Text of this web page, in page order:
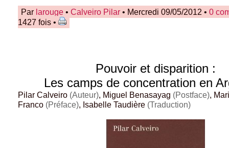
Par larouge • Calveiro Pilar • Mercredi 09/05/2012 • 0
1427 fois •
Pouvoir et disparition :
Les camps de concentration en
Pilar Calveiro (Auteur), Miguel Benasayag (Postface),
Franco (Préface), Isabelle Taudière (Traduction)